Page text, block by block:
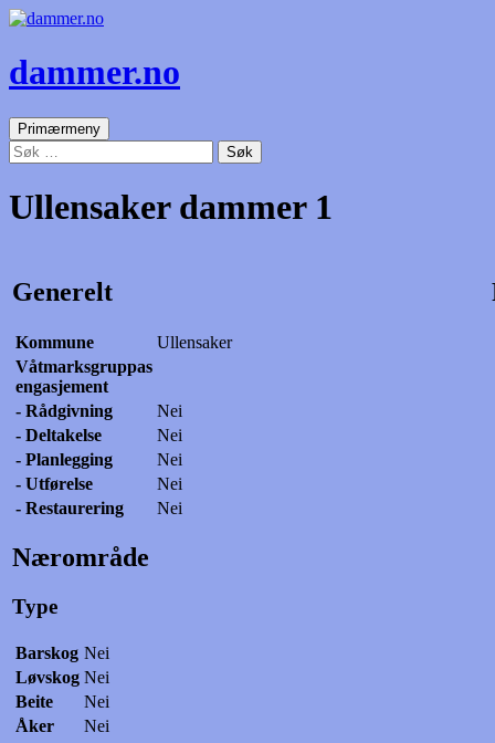
dammer.no
SøkPrimærmeny Gå
til
innhold
Søk
etter:
Ullensaker dammer 1
Generelt
Kommune
Ullensaker
Våtmarksgruppas
engasjement
- Rådgivning
Nei
- Deltakelse
Nei
- Planlegging
Nei
- Utførelse
Nei
- Restaurering
Nei
Nærområde
Type
Barskog Nei
Løvskog Nei
Beite
Nei
Åker
Nei